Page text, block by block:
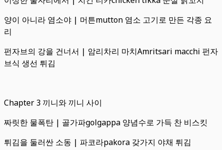
양이 아니라 염소야 | 머튼mutton 염소 고기로 만든 각종 요
리
펀자브의 강을 건너서 | 암리차리 마치Amritsari macchi 펀자
브식 생선 튀김
Chapter 3 끼니와 끼니 사이
짜릿한 물폭탄 | 골가파golgappa 양념수로 가득 찬 비스킷
튀김을 둘러싼 소동 | 파코라pakora 갖가지 야채 튀김